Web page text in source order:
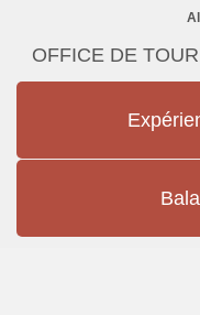
OFFICE DE